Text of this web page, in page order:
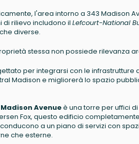
l'area intorno a 343 Madison
di rilievo includono il Lefcourt-National
diverse.
stessa non possiede rilevanza
per integrarsi con le infrastrutture
Madison e migliorerà lo spazio
Avenueè una torre per uffici
Fox, questo edificio
a un piano di servizi con
che esterne.